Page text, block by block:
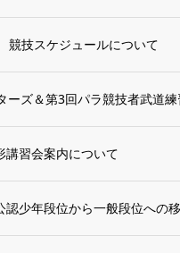
競技スケジュールについて
ーズ＆第3回パラ競技者武道
講習会案内について
少年段位から一般段位への移